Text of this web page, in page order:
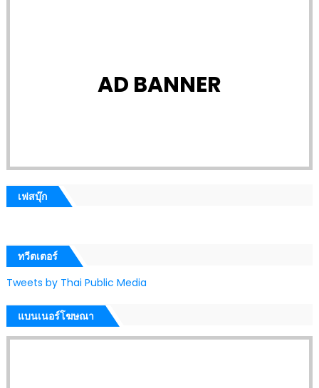
AD BANNER
เฟสบุ๊ก
ทวีตเตอร์
Tweets by Thai Public Media
แบนเนอร์โฆษณา